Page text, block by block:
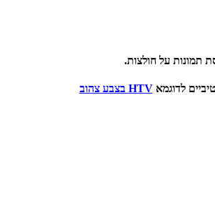
לדוגמאHTV בצבע צהוב